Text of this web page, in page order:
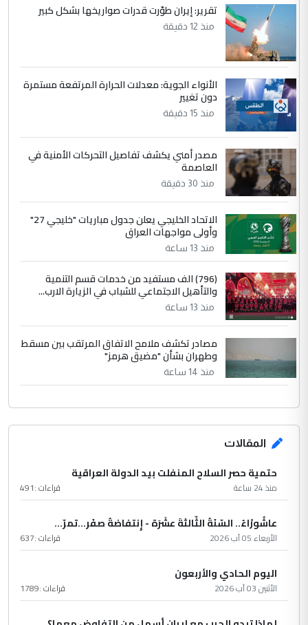
الموضوع :
الجواهري يرد على صدام حسين سل
مضجعيك يابن الزنا (نص كامل)
5
التعليق : تحياتي لك استاذ حامدتركان. كلام
دقيق ومسؤول؛ فالاستثمار الحقيقي للإنسان
وثروات البلد يعتمد على الكفاءة ...
الموضوع :
بين الإهمال واغتصاب الأرض.. بلاد
الرافدين تعاني الجفاف والتصحر!!
تقرير: إيران طوّرت قدرات صواريخها بشكل كبير
منذ 12 دقيقة
الأنواء الجوية: معدلات الحرارة المرتفعة مستمرة
دون تغيير
منذ 15 دقيقة
مصدر أمني يكشف تفاصيل التحركات الأمنية في
العاصمة
منذ 30 دقيقة
الاتحاد الخليجي يعلن جدول مباريات "خليجي 27"
وأولى مواجهات العراق
منذ 13 ساعة
(796) الف مستفيد من خدمات قسم التنمية
والتأهيل الاجتماعي للشباب في الزيارة الارب...
منذ 13 ساعة
مصادر تكشف ملامح الاتفاق المرتقب بين مسقط
وطهران بشأن "مضيق هرمز"
منذ 14 ساعة
المقالات
حتمية حصر السلاح المنفلت بيد الدولة العراقية
منذ 24 ساعة قراءات :491
عاشُورْاءُ.. السّنَةُ الثّالثةَ عشَرَة - إِنتفاضةُ صفَر…تمرّ...
الأربعاء 05 آب 2026 قراءات :637
اليوم الحادي والأربعون
الأثنين 03 آب 2026 قراءات :1789